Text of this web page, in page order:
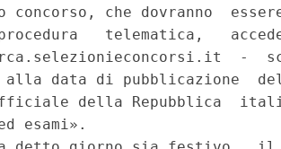
concorso, che dovranno
telematica,
-
alla data di pubblicazione
della Repubblica
esami».